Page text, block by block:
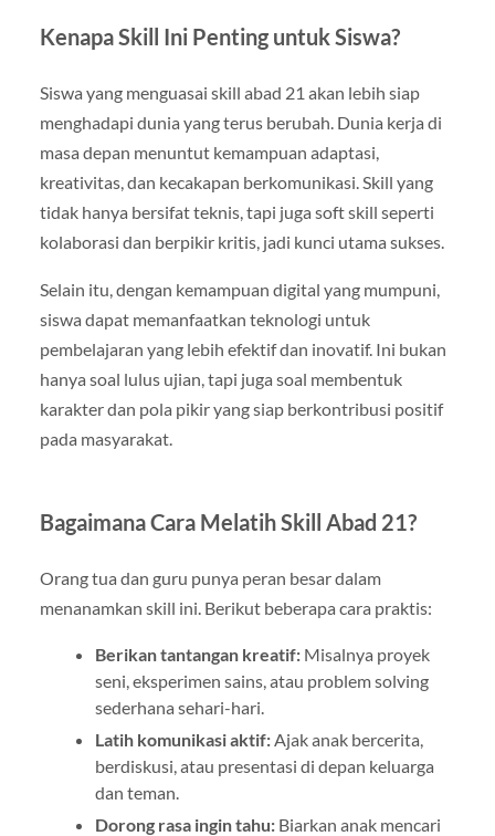
Kenapa Skill Ini Penting untuk Siswa?
Siswa yang menguasai skill abad 21 akan lebih siap
menghadapi dunia yang terus berubah. Dunia kerja di
masa depan menuntut kemampuan adaptasi,
kreativitas, dan kecakapan berkomunikasi. Skill yang
tidak hanya bersifat teknis, tapi juga soft skill seperti
kolaborasi dan berpikir kritis, jadi kunci utama sukses.
Selain itu, dengan kemampuan digital yang mumpuni,
siswa dapat memanfaatkan teknologi untuk
pembelajaran yang lebih efektif dan inovatif. Ini bukan
hanya soal lulus ujian, tapi juga soal membentuk
karakter dan pola pikir yang siap berkontribusi positif
pada masyarakat.
Bagaimana Cara Melatih Skill Abad 21?
Orang tua dan guru punya peran besar dalam
menanamkan skill ini. Berikut beberapa cara praktis:
Berikan tantangan kreatif:Misalnya proyek
seni, eksperimen sains, atau problem solving
sederhana sehari-hari.
Latih komunikasi aktif:Ajak anak bercerita,
berdiskusi, atau presentasi di depan keluarga
dan teman.
Dorong rasa ingin tahu:Biarkan anak mencari